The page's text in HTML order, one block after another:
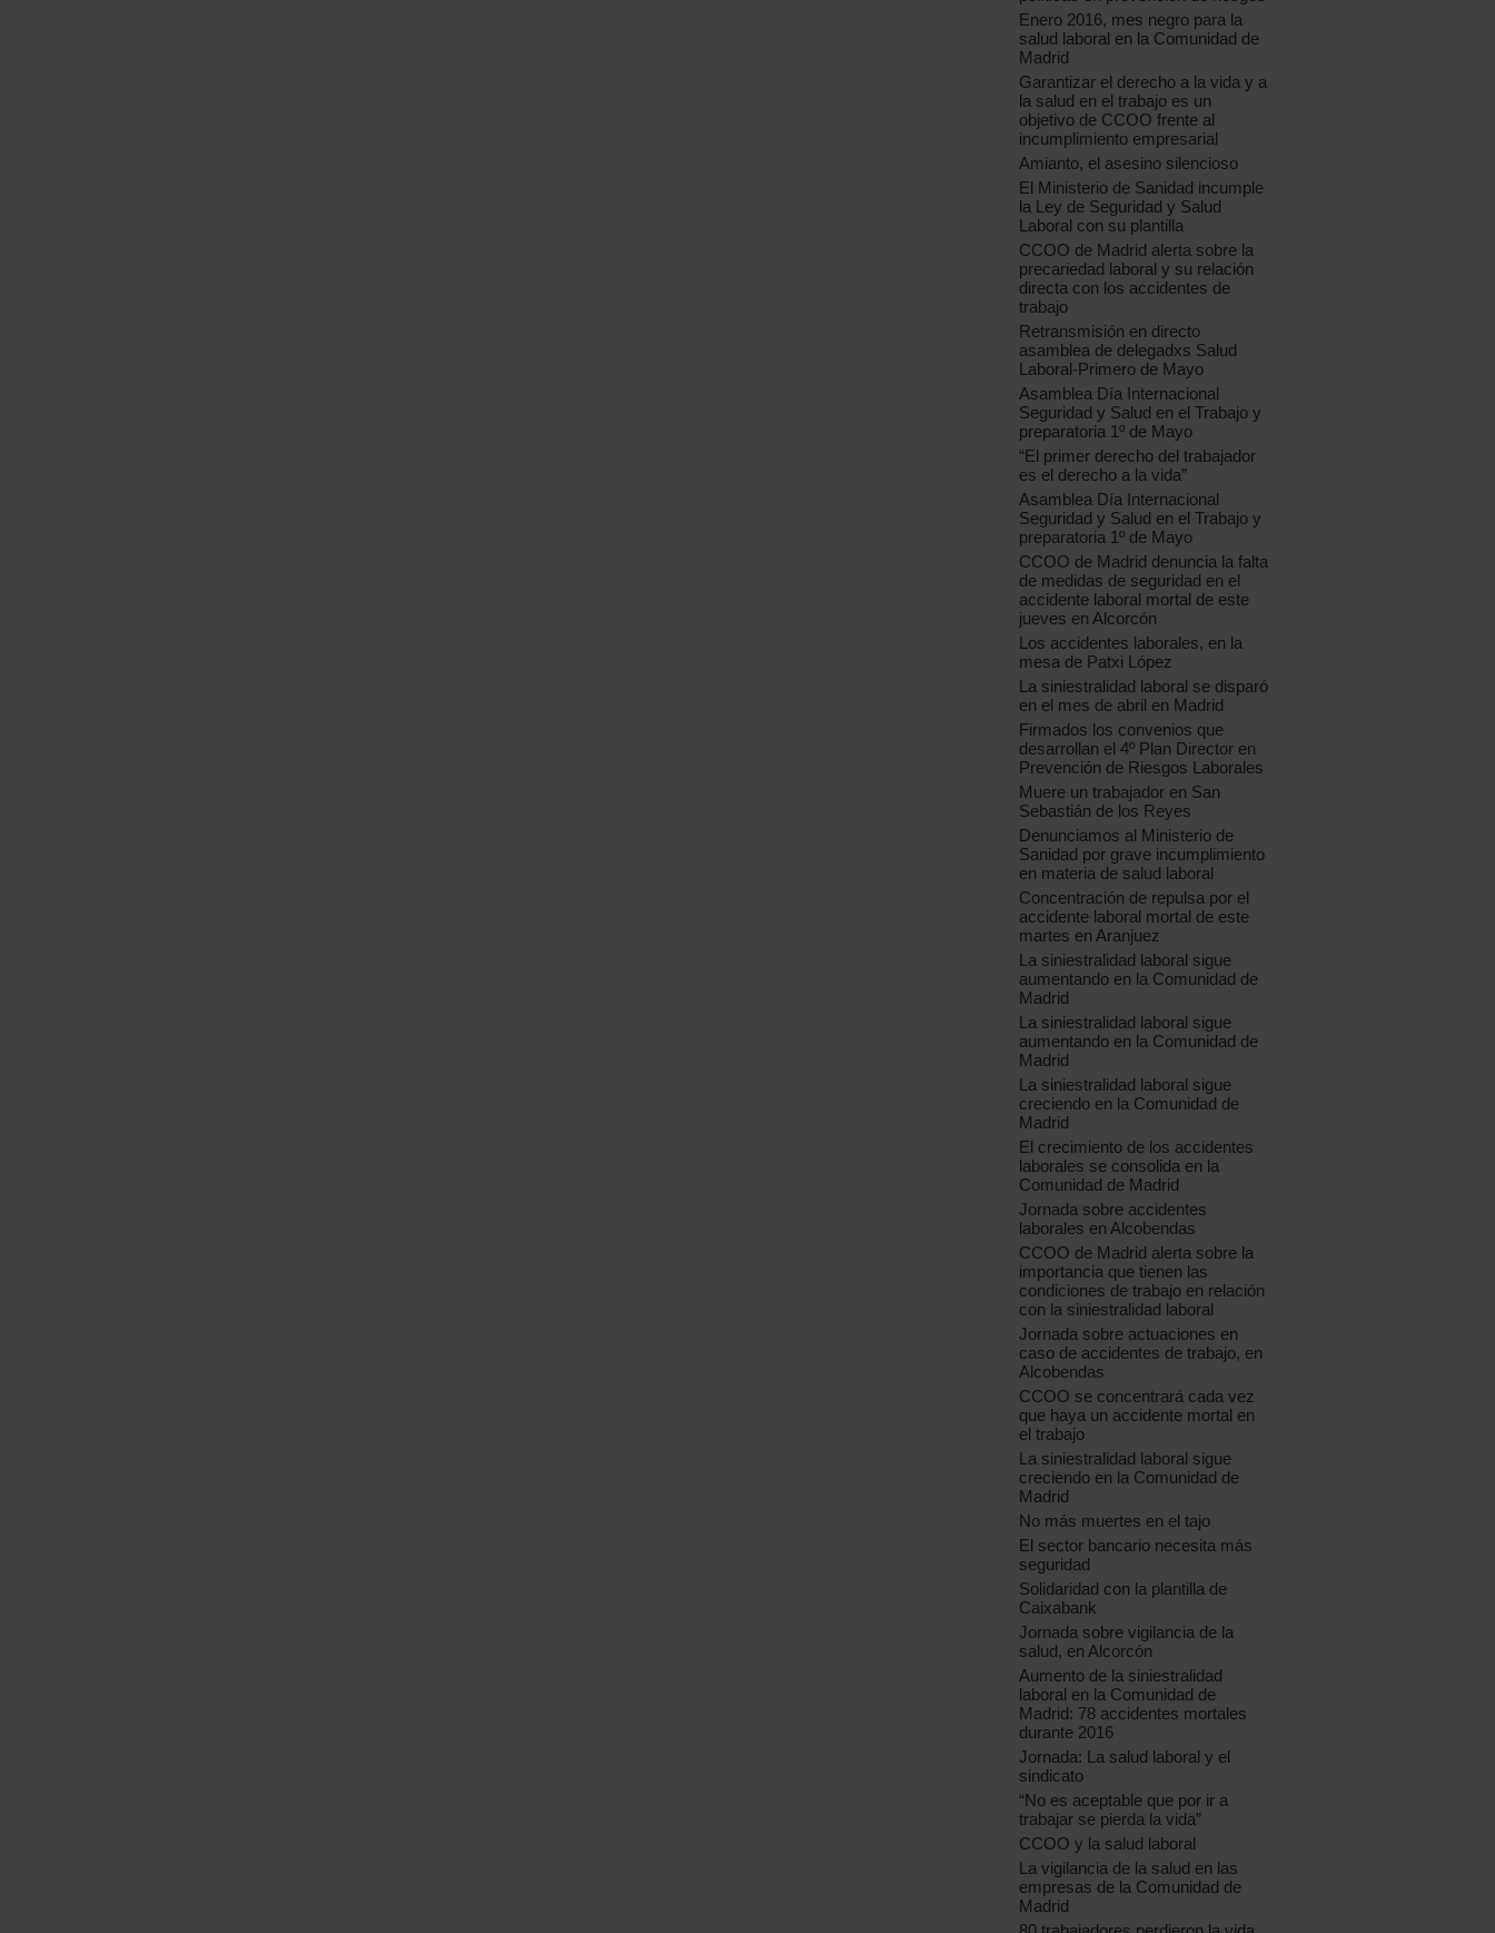
Enero 2016, mes negro para la
salud laboral en la Comunidad de
Madrid
Garantizar el derecho a la vida y a
la salud en el trabajo es un
objetivo de CCOO frente al
incumplimiento empresarial
Amianto, el asesino silencioso
El Ministerio de Sanidad incumple
la Ley de Seguridad y Salud
Laboral con su plantilla
CCOO de Madrid alerta sobre la
precariedad laboral y su relación
directa con los accidentes de
trabajo
Retransmisión en directo
asamblea de delegadxs Salud
Laboral-Primero de Mayo
Asamblea Día Internacional
Seguridad y Salud en el Trabajo y
preparatoria 1º de Mayo
“El primer derecho del trabajador
es el derecho a la vida”
Asamblea Día Internacional
Seguridad y Salud en el Trabajo y
preparatoria 1º de Mayo
CCOO de Madrid denuncia la falta
de medidas de seguridad en el
accidente laboral mortal de este
jueves en Alcorcón
Los accidentes laborales, en la
mesa de Patxi López
La siniestralidad laboral se disparó
en el mes de abril en Madrid
Firmados los convenios que
desarrollan el 4º Plan Director en
Prevención de Riesgos Laborales
Muere un trabajador en San
Sebastián de los Reyes
Denunciamos al Ministerio de
Sanidad por grave incumplimiento
en materia de salud laboral
Concentración de repulsa por el
accidente laboral mortal de este
martes en Aranjuez
La siniestralidad laboral sigue
aumentando en la Comunidad de
Madrid
La siniestralidad laboral sigue
aumentando en la Comunidad de
Madrid
La siniestralidad laboral sigue
creciendo en la Comunidad de
Madrid
El crecimiento de los accidentes
laborales se consolida en la
Comunidad de Madrid
Jornada sobre accidentes
laborales en Alcobendas
CCOO de Madrid alerta sobre la
importancia que tienen las
condiciones de trabajo en relación
con la siniestralidad laboral
Jornada sobre actuaciones en
caso de accidentes de trabajo, en
Alcobendas
CCOO se concentrará cada vez
que haya un accidente mortal en
el trabajo
La siniestralidad laboral sigue
creciendo en la Comunidad de
Madrid
No más muertes en el tajo
El sector bancario necesita más
seguridad
Solidaridad con la plantilla de
Caixabank
Jornada sobre vigilancia de la
salud, en Alcorcón
Aumento de la siniestralidad
laboral en la Comunidad de
Madrid: 78 accidentes mortales
durante 2016
Jornada: La salud laboral y el
sindicato
“No es aceptable que por ir a
trabajar se pierda la vida”
CCOO y la salud laboral
La vigilancia de la salud en las
empresas de la Comunidad de
Madrid